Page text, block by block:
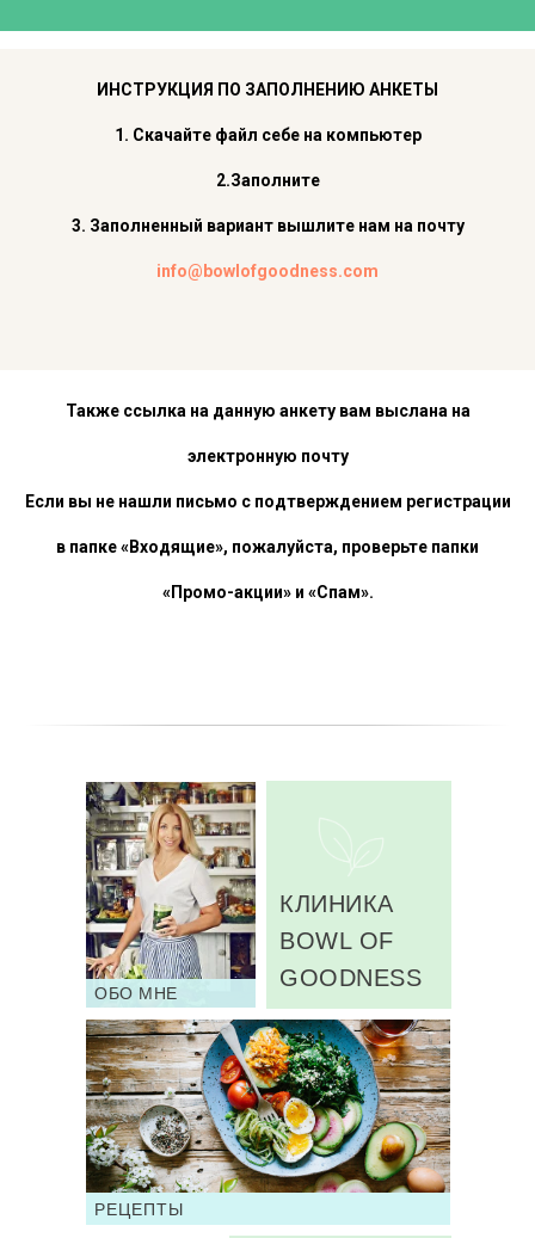
ИНСТРУКЦИЯ ПО ЗАПОЛНЕНИЮ АНКЕТЫ
1. Скачайте файл себе на компьютер
2.Заполните
3. Заполненный вариант вышлите нам на почту
info@bowlofgoodness.com
Также ссылка на данную анкету вам выслана на
электронную почту
Если вы не нашли письмо с подтверждением регистрации
в папке «Входящие», пожалуйста, проверьте папки
«Промо-акции» и «Спам».
КЛИНИКА
BOWL OF
GOODNESS
РЕЦЕПТЫ
ОБО МНЕ